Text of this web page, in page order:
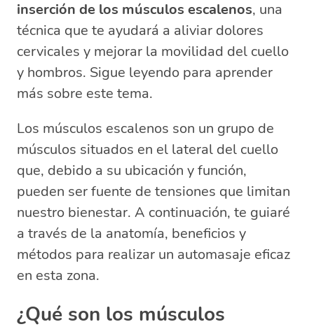
hombro y cervical
Pasos para realizar un automasaje
efectivo
Recomendaciones y precauciones para el
masaje de escalenos
músculos escalenos
Preguntas relacionadas sobre el
automasaje y los músculos escalenos
¿Cómo se estiran los escalenos?
¿Dónde se insertan los músculos
escalenos?
¿Qué nervio inerva a los músculos
escalenos?
¿Qué acción genera la contracción
inserción de los músculos escalenos, una
técnica que te ayudará a aliviar dolores
cervicales y mejorar la movilidad del cuello
y hombros. Sigue leyendo para aprender
más sobre este tema.
Los músculos escalenos son un grupo de
músculos situados en el lateral del cuello
que, debido a su ubicación y función,
pueden ser fuente de tensiones que limitan
nuestro bienestar. A continuación, te guiaré
a través de la anatomía, beneficios y
métodos para realizar un automasaje eficaz
en esta zona.
¿Qué son los músculos